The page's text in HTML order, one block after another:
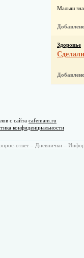
Малыш
Здоровье
с сайта cafemam.ru
конфиденциальности
ответ – Дневнички –